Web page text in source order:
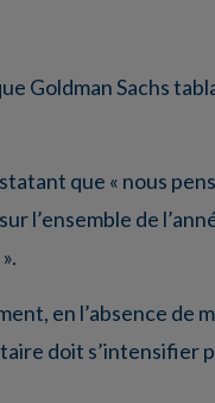
Goldman Sachs
que « nous
l’ensemble de
en l’absence de
doit s’intensifier